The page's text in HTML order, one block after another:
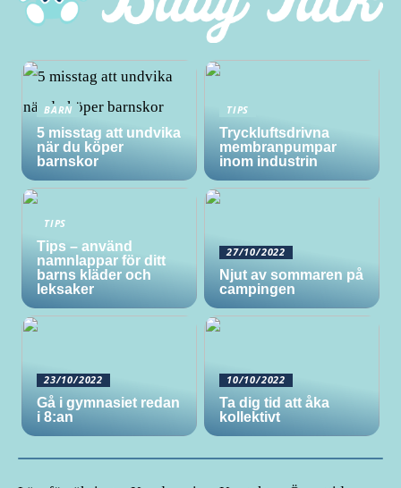
BARN
5 misstag att undvika
när du köper
barnskor
TIPS
Tryckluftsdrivna
membranpumpar
inom industrin
TIPS
Tips – använd
namnlappar för ditt
barns kläder och
leksaker
27/10/2022
Njut av sommaren på
campingen
23/10/2022
Gå i gymnasiet redan
i 8:an
10/10/2022
Ta dig tid att åka
kollektivt